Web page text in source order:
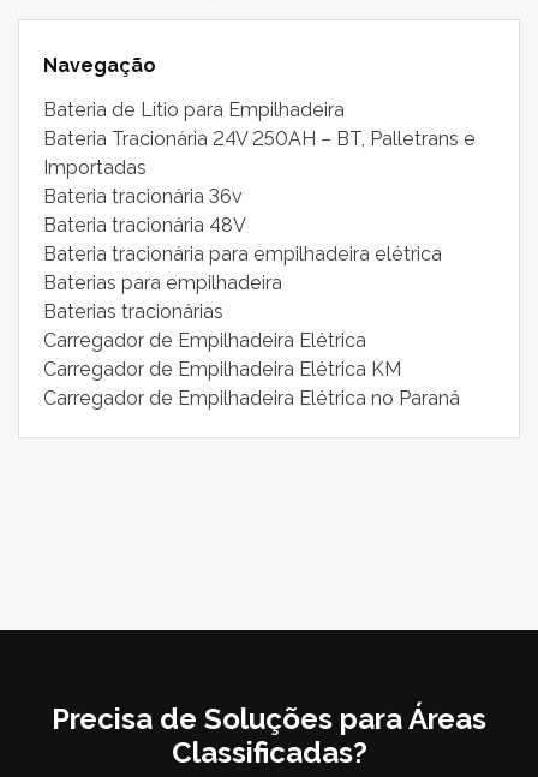
Navegação
Bateria de Lítio para Empilhadeira
Bateria Tracionária 24V 250AH – BT, Palletrans e
Importadas
Bateria tracionária 36v
Bateria tracionária 48V
Bateria tracionária para empilhadeira elétrica
Baterias para empilhadeira
Baterias tracionárias
Carregador de Empilhadeira Elétrica
Carregador de Empilhadeira Elétrica KM
Carregador de Empilhadeira Elétrica no Paraná
Precisa de Soluções para Áreas
Classificadas?